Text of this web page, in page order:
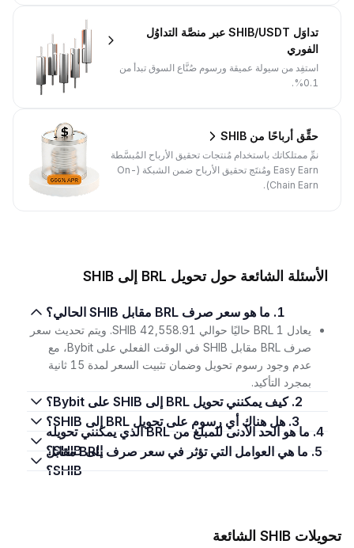
تداوَل SHIB/USDT عبر منصَّة التداوُل
الفوري
استفِد من سيولة عميقة ورسوم صُنَّاع السوق تبدأ من
0.1%.
حقِّق أرباحًا من SHIB
نمِّ ممتلكاتك باستخدام مُنتجات تحقيق الأرباح المُبسَّطة
Easy Earn ومُنتَج تحقيق الأرباح ضمن الشبكة (On-
Chain Earn).
الأسئلة الشائعة حول تحويل BRL إلى SHIB
1. ما هو سعر صرف BRL مقابل SHIB الحالي؟
يعادل 1 BRL حاليًا حوالي 42,558.91 SHIB. ويتم تحديث سعر
صرف BRL مقابل SHIB في الوقت الفعلي على Bybit، مع
عدم وجود رسوم تحويل وضمان تثبيت السعر لمدة 15 ثانية
بمجرد التأكيد.
2. كيف يمكنني تحويل BRL إلى SHIB على Bybit؟
3. هل هناك أي رسوم على تحويل BRL إلى SHIB؟
4. ما هو الحد الأدنى للمبلغ من BRL الذي يمكنني تحويله
إلى SHIB؟ 5. ما هي العوامل التي تؤثر في سعر صرف BRL مقابل
SHIB؟
تحويلات SHIB الشائعة